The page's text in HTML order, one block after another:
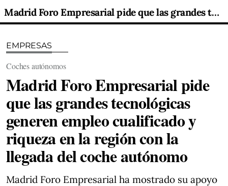
Madrid Foro Empresarial pide que las grandes tecnológicas generen empleo cualificado y riqueza en la región con la llegada del coche autónomo
EMPRESAS
Coches autónomos
Madrid Foro Empresarial pide
que las grandes tecnológicas
generen empleo cualificado y
riqueza en la región con la
llegada del coche autónomo
Madrid Foro Empresarial ha mostrado su apoyo